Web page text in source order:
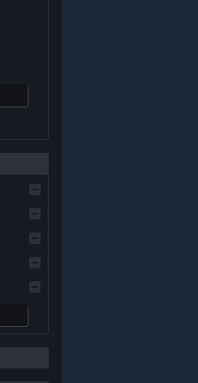
個別所有
權政策|
退款|